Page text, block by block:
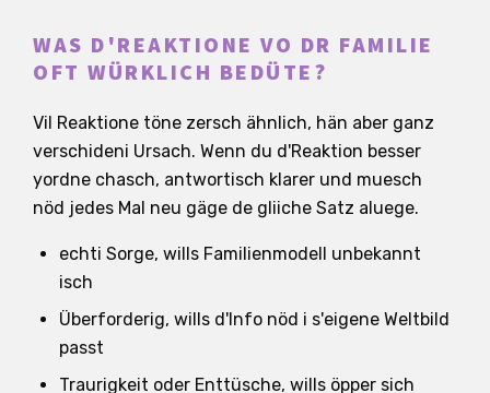
WAS D'REAKTIONE VO DR FAMILIE
OFT WÜRKLICH BEDÜTE?
Vil Reaktione töne zersch ähnlich, hän aber ganz
verschideni Ursach. Wenn du d'Reaktion besser
yordne chasch, antwortisch klarer und muesch
nöd jedes Mal neu gäge de gliiche Satz aluege.
echti Sorge, wills Familienmodell unbekannt
isch
Überforderig, wills d'Info nöd i s'eigene Weltbild
passt
Traurigkeit oder Enttüsche, wills öpper sich